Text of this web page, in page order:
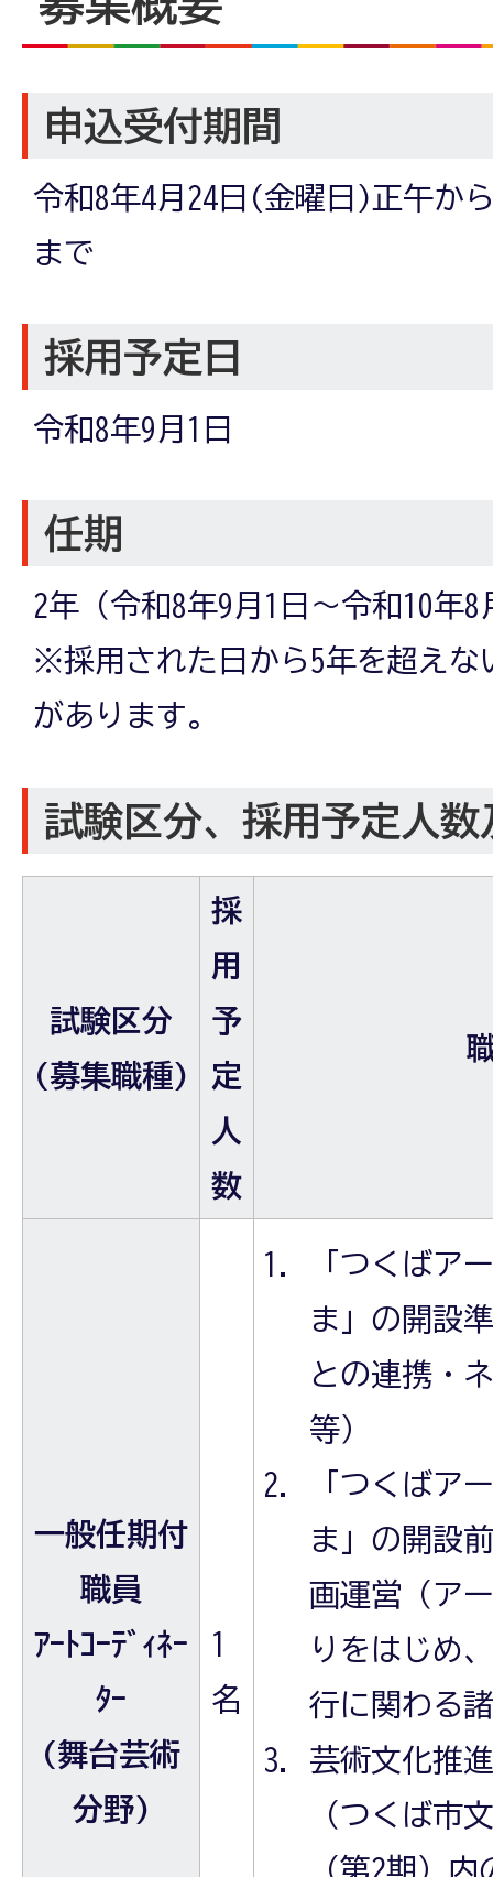
申込受付期間
令和8年4月24日(金曜日)正午か
まで
採用予定日
令和8年9月1日
任期
2年（令和8年9月1日～令和10年8
※採用された日から5年を超えな
があります。
試験区分、採用予定人数
試験区分
(募集職種)
採
用
予
定
人
数
一般任期付
職員
ｱｰﾄｺｰﾃﾞｨﾈｰ
ﾀｰ
(舞台芸術
分野)
1
名
「つくばア
ま」の開設
との連携・
等）
「つくばア
ま」の開設
画運営（ア
りをはじめ
行に関わる
芸術文化推
（つくば市
（第2期）